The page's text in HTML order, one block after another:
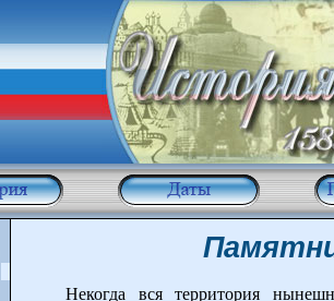
Некогда вся территория